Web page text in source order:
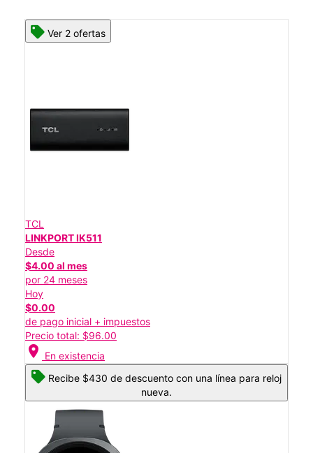
Ver 2 ofertas
TCL
LINKPORT IK511
Desde
$4.00 al mes
por 24 meses
Hoy
$0.00
de pago inicial + impuestos
Precio total: $96.00
location_on En existencia
Recibe $430 de descuento con una línea para reloj
nueva.